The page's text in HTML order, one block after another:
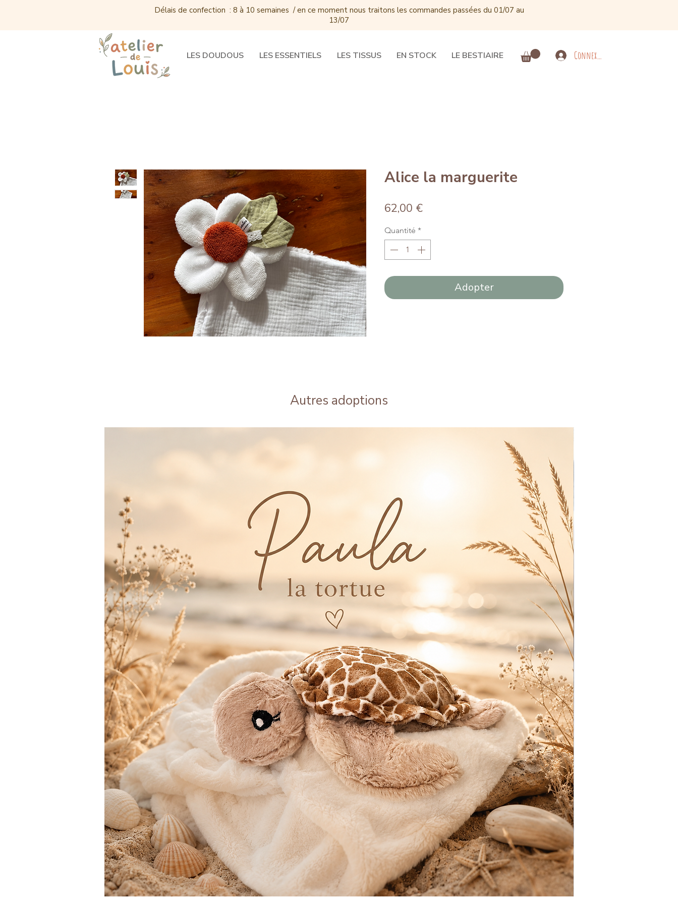
Délais de confection : 8 à 10 semaines / en ce moment nous traitons les commandes passées du 01/07 au
13/07
LES DOUDOUS LES ESSENTIELS LES TISSUS EN STOCK LE BESTIAIRE Connexion
Alice la marguerite
62,00 €Prix
Quantité *
Adopter
Autres adoptions